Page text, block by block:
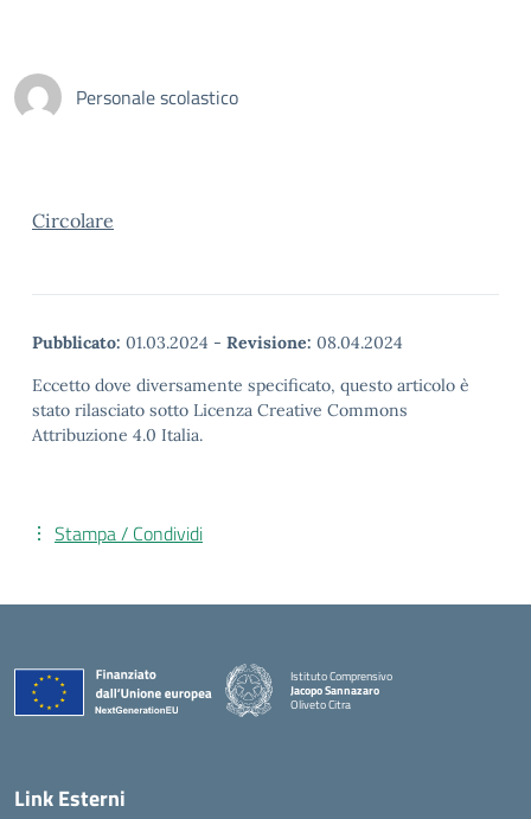
Personale scolastico
Circolare
Pubblicato: 01.03.2024 - Revisione: 08.04.2024
Eccetto dove diversamente specificato, questo articolo è
stato rilasciato sotto Licenza Creative Commons
Attribuzione 4.0 Italia.
Stampa / Condividi
Istituto Comprensivo
Jacopo Sannazaro
Oliveto Citra
Link Esterni